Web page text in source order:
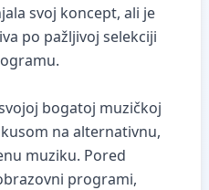
svoj koncept, ali je
po pažljivoj selekciji
bogatoj muzičkoj
na alternativnu,
muziku. Pored
programi,